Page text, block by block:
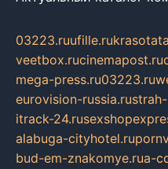
03223.ruufille.ru
veetbox.rucinemapost.ru
mega-press.ru03223.ru
eurovision-russia.ru
itrack-24.ru
alabuga-cityhotel.ru
bud-em-znakomye.rua-